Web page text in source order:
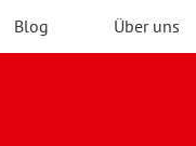
Blog Über uns